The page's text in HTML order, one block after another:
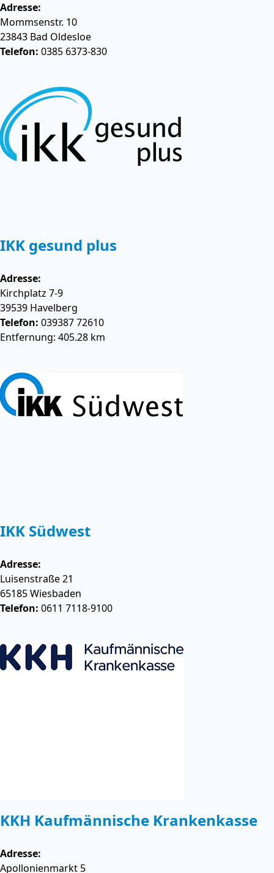
Adresse:
Mommsenstr. 10
23843 Bad Oldesloe
Telefon: 0385 6373-830
IKK gesund plus
Adresse:
Kirchplatz 7-9
39539 Havelberg
Telefon: 039387 72610
Entfernung: 405.28 km
IKK Südwest
Adresse:
Luisenstraße 21
65185Wiesbaden
Telefon: 0611 7118-9100
KKH Kaufmännische Krankenkasse
Adresse:
Apollonienmarkt 5